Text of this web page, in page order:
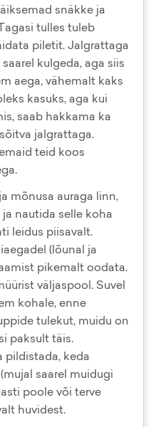
snäkke ja
tulles tuleb
piletit. Jalgrattaga
kulgeda, aga siis
aega, vähemalt kaks
kasuks, aga kui
saab hakkama ka
jalgrattaga.
teid koos
mõnusa auraga linn,
nautida selle koha
leidus piisavalt.
(lõunal ja
pikemalt oodata.
väljaspool. Suvel
kohale, enne
tulekut, muidu on
paksult täis.
pildistada, keda
saarel muidugi
poole või terve
huvidest.